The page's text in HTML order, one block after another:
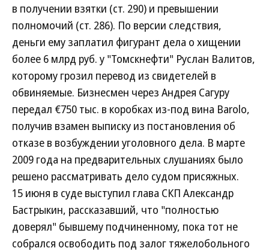
в получении взятки (ст. 290) и превышении
полномочий (ст. 286). По версии следствия,
деньги ему заплатил фигурант дела о хищении
более 6 млрд руб. у "Томскнефти" Руслан Валитов,
которому грозил перевод из свидетелей в
обвиняемые. Бизнесмен через Андрея Сагуру
передал €750 тыс. в коробках из-под вина Barolo,
получив взамен выписку из постановления об
отказе в возбуждении уголовного дела. В марте
2009 года на предварительных слушаниях было
решено рассматривать дело судом присяжных.
15 июня в суде выступил глава СКП Александр
Бастрыкин, рассказавший, что "полностью
доверял" бывшему подчиненному, пока тот не
собрался освободить под залог тяжелобольного